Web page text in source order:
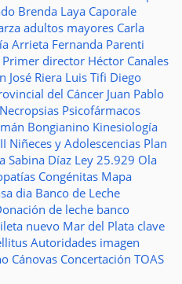
Brenda Laya Caporale
adultos mayores Carla
Arrieta Fernanda Parenti
Primer director Héctor Canales
José Riera Luis Tifi Diego
del Cáncer Juan Pablo
Necropsias Psicofármacos
Bongianino Kinesiología
Niñeces y Adolescencias Plan
Sabina Díaz Ley 25.929 Ola
Congénitas Mapa
dia Banco de Leche
de leche banco
nuevo Mar del Plata clave
Autoridades imagen
Cánovas Concertación TOAS